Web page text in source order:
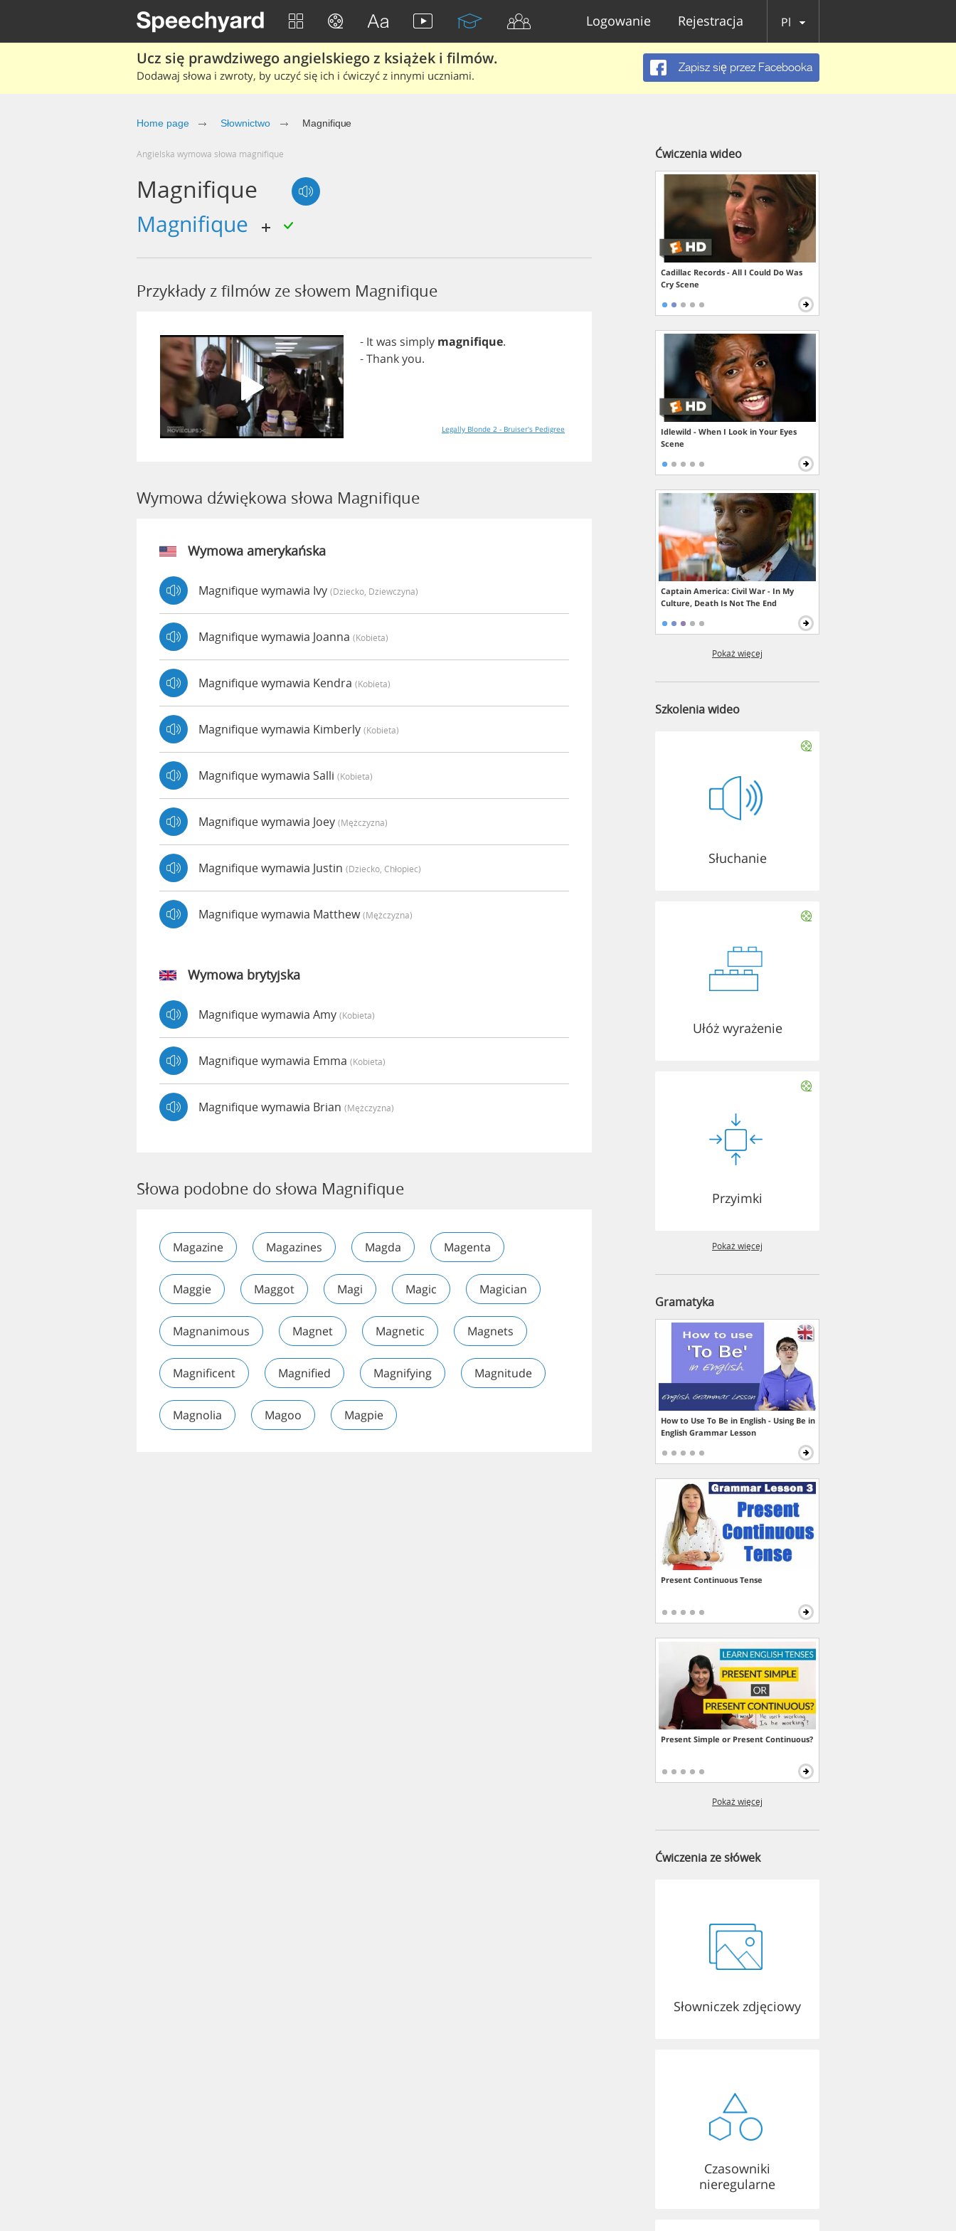
Logowanie Rejestracja Pl
Ucz się prawdziwego angielskiego z książek i filmów.
Dodawaj słowa i zwroty, by uczyć się ich i ćwiczyć z innymi uczniami.
Zapisz się przez Facebooka
Home page Słownictwo Magnifique
Angielska wymowa słowa magnifique
Magnifique
Magnifique
Przykłady z filmów ze słowem Magnifique
- Itwas simply magnifique.
-Thankyou.
Legally Blonde 2 - Bruiser's Pedigree
Wymowa dźwiękowa słowa Magnifique
Wymowa amerykańska
Magnifique wymawia Ivy (dziecko, Dziewczyna)
Magnifique wymawia Joanna (kobieta)
Magnifique wymawia Kendra (kobieta)
Magnifique wymawia Kimberly (kobieta)
Magnifique wymawia Salli (kobieta)
Magnifique wymawia Joey (mężczyzna)
Magnifique wymawia Justin (dziecko, Chłopiec)
Magnifique wymawia Matthew(mężczyzna)
Wymowa brytyjska
Magnifique wymawia Amy (kobieta)
Magnifique wymawia Emma (kobieta)
Magnifique wymawia Brian (mężczyzna)
Słowa podobne do słowa Magnifique
Magazine Magazines Magda Magenta
Maggie Maggot Magi Magic Magician
Magnanimous Magnet Magnetic Magnets
Magnificent Magnified Magnifying Magnitude
Magnolia Magoo Magpie
Ćwiczenia wideo
Cadillac Records - All I Could Do Was
Cry Scene
Idlewild - When I Look in Your Eyes
Scene
Captain America: Civil War - In My
Culture, Death Is Not The End
Pokaż więcej
Szkolenia wideo
Słuchanie
Ułóż wyrażenie
Przyimki
Pokaż więcej
Gramatyka
How to Use To Be in English - Using Be in
English Grammar Lesson
Present Continuous Tense
Present Simple or Present Continuous?
Pokaż więcej
Ćwiczenia ze słówek
Słowniczek zdjęciowy
Czasowniki
nieregularne